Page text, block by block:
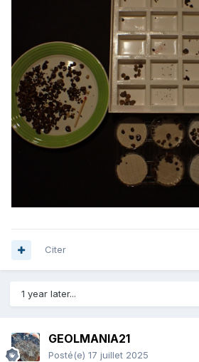
Citer
1 year later...
GEOLMANIA21
Posté(e) 17 juillet 2025